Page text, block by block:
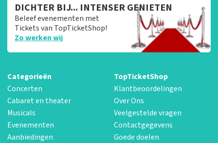
DICHTER BIJ... INTENSER GENIETEN
Beleef evenementen met
Tickets van TopTicketShop!
Zo werken wij
Categorieën
Concerten
Cabaret en theater
Musicals
Evenementen
Aanbiedingen
TopTicketShop
Klantbeoordelingen
Over Ons
Veelgestelde vragen
Contactgegevens
Goede doelen